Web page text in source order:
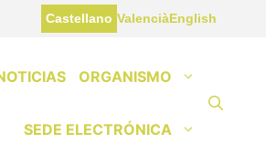
Castellano ValenciàEnglish
ORGANISMO
SEDE ELECTRÓNICA